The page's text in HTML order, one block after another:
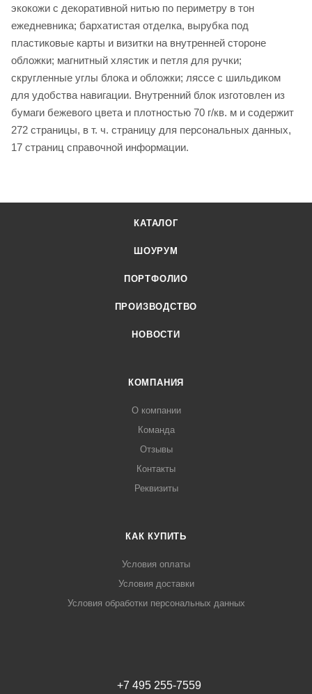
экокожи с декоративной нитью по периметру в тон
ежедневника; бархатистая отделка, вырубка под
пластиковые карты и визитки на внутренней стороне
обложки; магнитный хлястик и петля для ручки;
скругленные углы блока и обложки; ляссе с шильдиком
для удобства навигации. Внутренний блок изготовлен из
бумаги бежевого цвета и плотностью 70 г/кв. м и содержит
272 страницы, в т. ч. страницу для персональных данных,
17 страниц справочной информации.
КАТАЛОГ
ШОУРУМ
ПОРТФОЛИО
ПРОИЗВОДСТВО
НОВОСТИ
КОМПАНИЯ
О компании
Команда
Отзывы
Контакты
Реквизиты
КАК КУПИТЬ
Условия оплаты
Условия доставки
Условия обработки персональных данных
+7 495 255-7559